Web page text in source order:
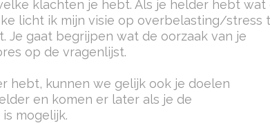
klachten je hebt. Als je helder hebt wat
licht ik mijn visie op overbelasting/stress
Je gaat begrijpen wat de oorzaak van je
op de vragenlijst.
hebt, kunnen we gelijk ook je doelen
en komen er later als je de
mogelijk.